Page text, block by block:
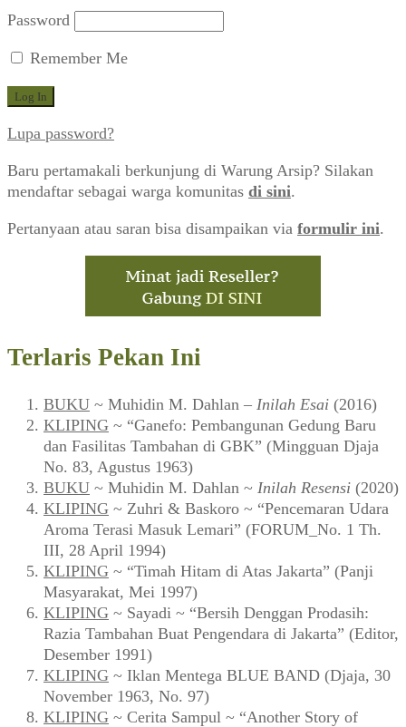
Password
Remember Me
Lupa password?
Baru pertamakali berkunjung di Warung Arsip? Silakan
mendaftar sebagai warga komunitas di sini.
Pertanyaan atau saran bisa disampaikan via formulir ini.
Terlaris Pekan Ini
BUKU ~ Muhidin M. Dahlan – Inilah Esai (2016)
KLIPING ~ “Ganefo: Pembangunan Gedung Baru
dan Fasilitas Tambahan di GBK” (Mingguan Djaja
No. 83, Agustus 1963)
BUKU ~ Muhidin M. Dahlan ~ Inilah Resensi (2020)
KLIPING ~ Zuhri & Baskoro ~ “Pencemaran Udara
Aroma Terasi Masuk Lemari” (FORUM_No. 1 Th.
III, 28 April 1994)
KLIPING ~ “Timah Hitam di Atas Jakarta” (Panji
Masyarakat, Mei 1997)
KLIPING ~ Sayadi ~ “Bersih Denggan Prodasih:
Razia Tambahan Buat Pengendara di Jakarta” (Editor,
Desember 1991)
KLIPING ~ Iklan Mentega BLUE BAND (Djaja, 30
November 1963, No. 97)
KLIPING ~ Cerita Sampul ~ “Another Story of